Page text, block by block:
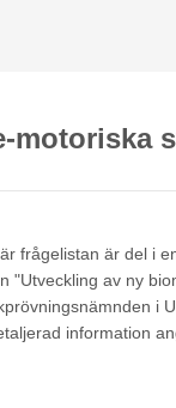
motoriska
frågelistan är del i
"Utveckling av ny
i
information